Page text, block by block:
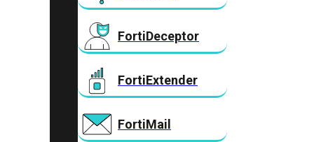
FortiDeceptor
FortiExtender
FortiMail